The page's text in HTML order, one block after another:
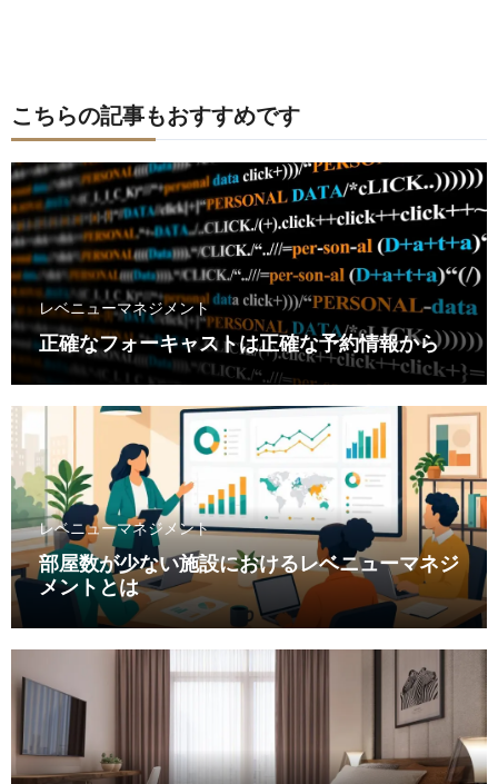
こちらの記事もおすすめです
レベニューマネジメント
正確なフォーキャストは正確な予約情報から
レベニューマネジメント
部屋数が少ない施設におけるレベニューマネジ
メントとは